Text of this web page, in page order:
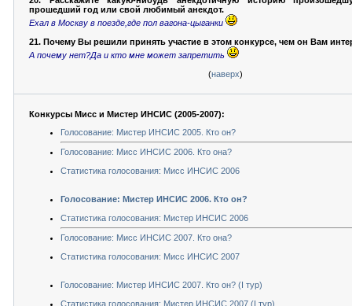
прошедший год или свой любимый анекдот.
Ехал в Москву в поезде,где пол вагона-цыганки
21. Почему Вы решили принять участие в этом конкурсе, чем он Вам
А почему нет?Да и кто мне может запретить
(наверх)
Конкурсы Мисс и Мистер ИНСИС (2005-2007):
Голосование: Мистер ИНСИС 2005. Кто он?
Голосование: Мисс ИНСИС 2006. Кто она?
Статистика голосования: Мисс ИНСИС 2006
Голосование: Мистер ИНСИС 2006. Кто он?
Статистика голосования: Мистер ИНСИС 2006
Голосование: Мисс ИНСИС 2007. Кто она?
Статистика голосования: Мисс ИНСИС 2007
Голосование: Мистер ИНСИС 2007. Кто он? (I тур)
Статистика голосования: Мистер ИНСИС 2007 (I тур)